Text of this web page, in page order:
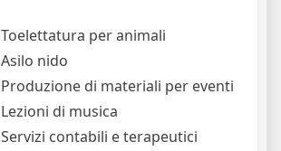
Toelettatura per animali
Asilo nido
Produzione di materiali per eventi
Lezioni di musica
Servizi contabili e terapeutici